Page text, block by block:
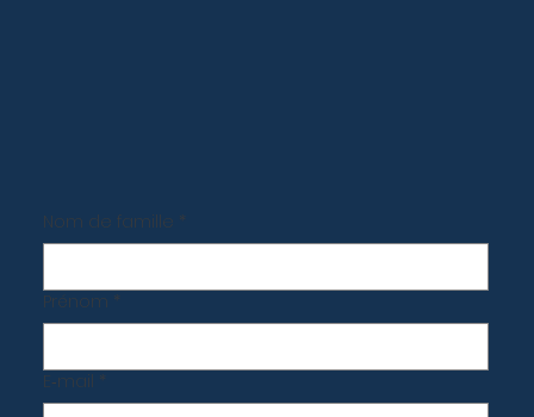
Nom de famille *
Prénom *
E‑mail *